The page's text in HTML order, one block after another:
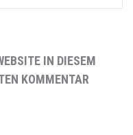
IN DIESEM
KOMMENTAR